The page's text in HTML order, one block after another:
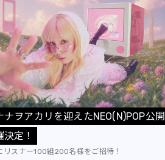
ナヲア カ リ を迎え たNEO(N)POP公開
決定 ！
リスナー100組200名様をご招待！